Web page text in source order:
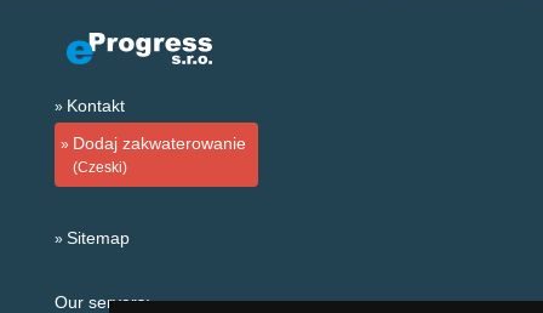
Kontakt
Dodaj zakwaterowanie
(Czeski)
Sitemap
Our servers: